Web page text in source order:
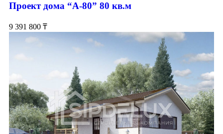
Проект дома “А-80” 80 кв.м
9 391 800 ₸